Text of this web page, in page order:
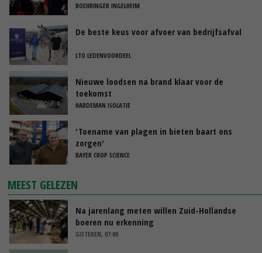
BOEHRINGER INGELHEIM
De beste keus voor afvoer van bedrijfsafval
LTO LEDENVOORDEEL
Nieuwe loodsen na brand klaar voor de
toekomst
HARDEMAN ISOLATIE
'Toename van plagen in bieten baart ons
zorgen'
BAYER CROP SCIENCE
MEEST GELEZEN
Na jarenlang meten willen Zuid-Hollandse
boeren nu erkenning
GISTEREN, 07:00